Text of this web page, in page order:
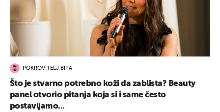
POKROVITELJ BIPA
Što je stvarno potrebno koži da zablista? Beauty
panel otvorio pitanja koja si i same često
postavljamo...